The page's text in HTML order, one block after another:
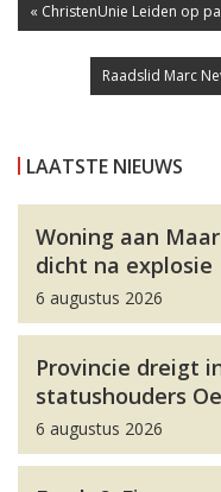
« ChristenUnie Leiden op
Raadslid Marc
LAATSTE NIEUWS
Woning aan
dicht na explosie
6 augustus 2026
Provincie dreigt
statushouders
6 augustus 2026